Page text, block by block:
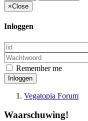
×Close
Inloggen
Remember me
Inloggen
Vegatopia Forum
Waarschuwing!